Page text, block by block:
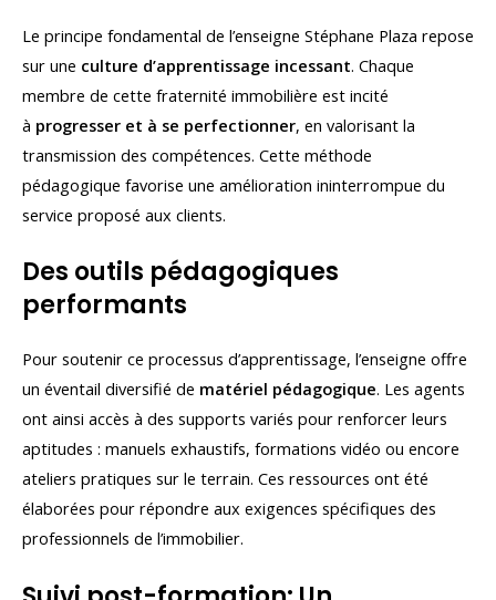
Le principe fondamental de l’enseigne Stéphane Plaza repose
sur une culture d’apprentissage incessant. Chaque
membre de cette fraternité immobilière est incité
à progresser et à se perfectionner, en valorisant la
transmission des compétences. Cette méthode
pédagogique favorise une amélioration ininterrompue du
service proposé aux clients.
Des outils pédagogiques
performants
Pour soutenir ce processus d’apprentissage, l’enseigne offre
un éventail diversifié de matériel pédagogique. Les agents
ont ainsi accès à des supports variés pour renforcer leurs
aptitudes : manuels exhaustifs, formations vidéo ou encore
ateliers pratiques sur le terrain. Ces ressources ont été
élaborées pour répondre aux exigences spécifiques des
professionnels de l’immobilier.